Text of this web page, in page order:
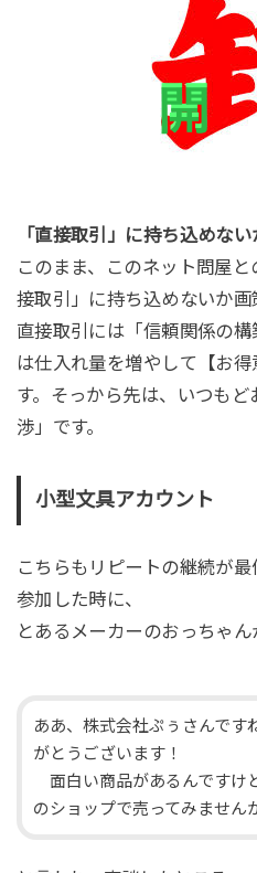
「直接取引」に持ち込めな
このまま、このネット問屋
接取引」に持ち込めないか画
直接取引には「信頼関係の
は仕入れ量を増やして【お
す。そっから先は、いつも
渉」です。
小型文具アカウント
こちらもリピートの継続が
参加した時に、
とあるメーカーのおっちゃ
ああ、株式会社ぷぅさんです
がとうございます！
面白い商品があるんですけ
のショップで売ってみません